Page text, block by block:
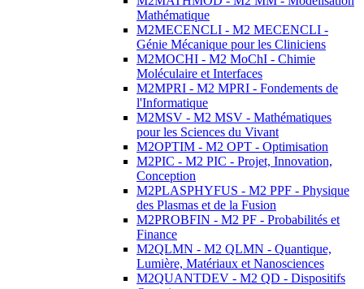
Mathématique
M2MECENCLI - M2 MECENCLI -
Génie Mécanique pour les Cliniciens
M2MOCHI - M2 MoChI - Chimie
Moléculaire et Interfaces
M2MPRI - M2 MPRI - Fondements de
l'Informatique
M2MSV - M2 MSV - Mathématiques
pour les Sciences du Vivant
M2OPTIM - M2 OPT - Optimisation
M2PIC - M2 PIC - Projet, Innovation,
Conception
M2PLASPHYFUS - M2 PPF - Physique
des Plasmas et de la Fusion
M2PROBFIN - M2 PF - Probabilités et
Finance
M2QLMN - M2 QLMN - Quantique,
Lumière, Matériaux et Nanosciences
M2QUANTDEV - M2 QD - Dispositifs